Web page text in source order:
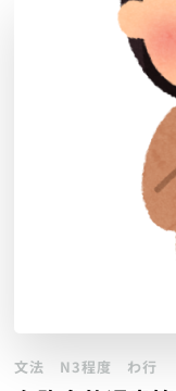
文法 N3程度 わ行